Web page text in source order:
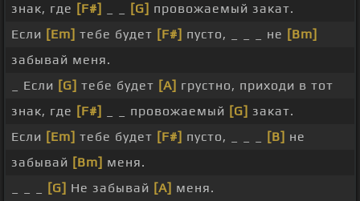
знак, где [F#] [G] провожаемый закат.
Если [Em] тебе будет [F#] пусто, _ _ _ не [Bm]
забывай меня.
_ Если [G] тебе будет [A] грустно, приходи в тот
знак, где [F#] _ _ провожаемый [G] закат.
Если [Em] тебе будет [F#] пусто, _ _ _ [B] не
забывай [Bm] меня.
[G] Не забывай [A] меня.